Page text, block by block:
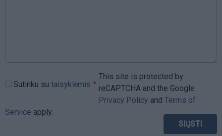
Sutinku su taisyklėmis
This site is protected by
reCAPTCHA and the Google
Privacy Policy and Terms of
Service apply.